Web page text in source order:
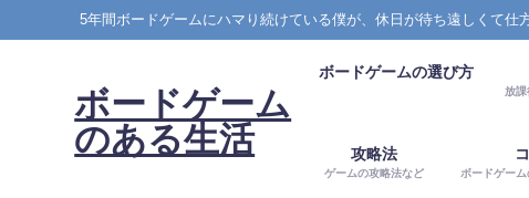
5年間ボードゲームにハマり続けている僕が、休日が待ち遠しくて仕
ボードゲーム
のある生活
ボードゲームの選び方
放課
攻略法
ゲームの攻略法など ボードゲー